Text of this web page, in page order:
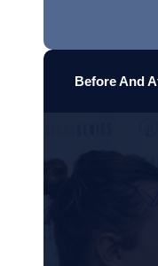
Before And